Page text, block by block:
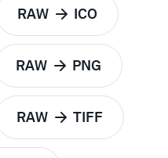
RAW zu ICO
RAW zu PNG
RAW zu TIFF